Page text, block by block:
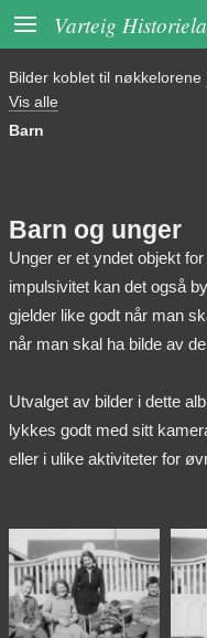
 Varteig
Bilder koblet til nøkkelorene
Vis alle
Barn
Barn og unger
Unger er et yndet objekt
impulsivitet kan det også
gjelder like godt når man
når man skal ha bilde av
Utvalget av bilder i dette
lykkes godt med sitt
eller i ulike aktiviteter for